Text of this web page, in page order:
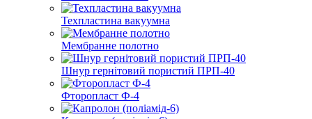
Техпластина вакуумна
Мембранне полотно
Шнур гернітовий пористий ПРП-40
Фторопласт Ф-4